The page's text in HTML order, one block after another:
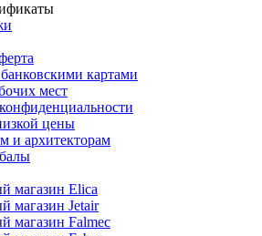
картами
мест
цены
и архитекторам
магазин Elica
магазин Jetair
магазин Falmec